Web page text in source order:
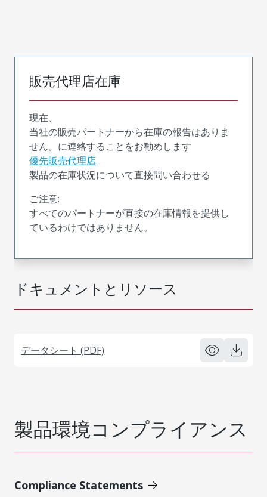
ドキュメントとリソース
データシート (PDF)
販売代理店在庫
現在、
当社の販売パートナーから在庫の報告はありま
せん。に連絡することをお勧めします
優先販売代理店
製品の在庫状況について直接問い合わせる
ご注意:
すべてのパートナーが直接の在庫情報を提供し
ているわけではありません。
製品環境コンプライアンス
Compliance Statements